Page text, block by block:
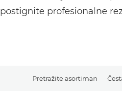
postignite profesionalne
Pretražite asortiman